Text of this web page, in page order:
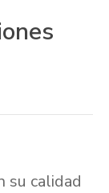
su calidad